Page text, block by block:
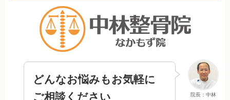
院長：中林
どんなお悩みもお気軽に
ご相談ください